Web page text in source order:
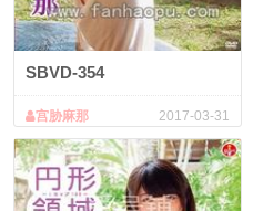
SBVD-354
2017-03-31
宫胁麻那